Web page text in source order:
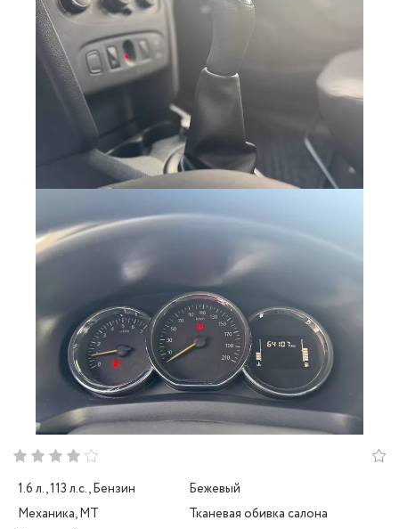
1.6 л., 113 л.с., Бензин
Механика, MT
Бежевый
Тканевая обивка салона